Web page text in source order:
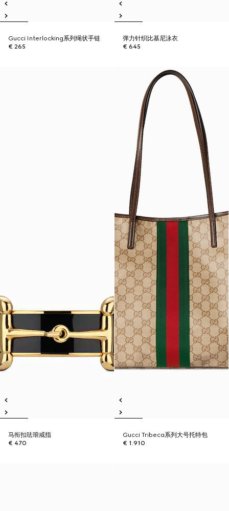
Gucci Interlocking系列绳状手链
€ 265
弹力针织比基尼泳衣
€ 645
马衔扣珐琅戒指
€ 470
Gucci Tribeca系列大号托特包
€ 1.910